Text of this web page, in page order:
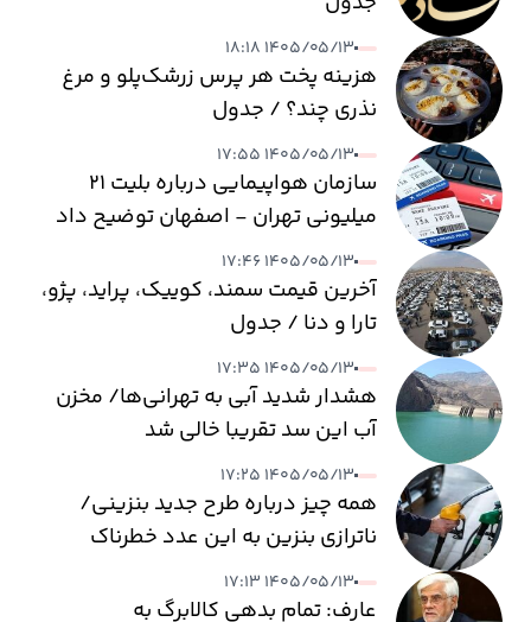
۱۴۰۵/۰۵/۱۳ ۱۸:۱۸
هزینه پخت هر پرس زرشک‌پلو و مرغ
نذری چند؟ / جدول
۱۴۰۵/۰۵/۱۳ ۱۷:۵۵
سازمان هواپیمایی درباره بلیت ۲۱
میلیونی تهران - اصفهان توضیح داد
۱۴۰۵/۰۵/۱۳ ۱۷:۴۶
آخرین قیمت سمند، کوییک، پراید، پژو،
تارا و دنا / جدول
۱۴۰۵/۰۵/۱۳ ۱۷:۳۵
هشدار شدید آبی به تهرانی‌ها/ مخزن
آب این سد تقریبا خالی شد
۱۴۰۵/۰۵/۱۳ ۱۷:۲۵
همه چیز درباره طرح جدید بنزینی/
ناترازی بنزین به این عدد خطرناک
می‌رسد
۱۴۰۵/۰۵/۱۳ ۱۷:۱۳
عارف: تمام بدهی کالابرگ به